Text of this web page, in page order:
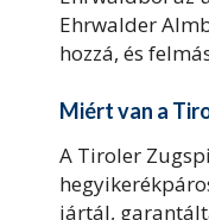
Ehrwalder
hozzá, és
Miért van a
A Tiroler
jártál,